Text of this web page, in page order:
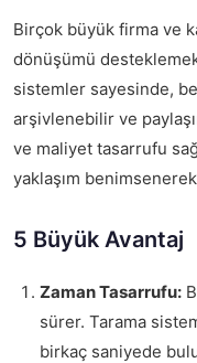
Birçok büyük firma ve
dönüşümü
sistemler sayesinde,
arşivlenebilir ve
ve maliyet tasarrufu
yaklaşım
5 Büyük Avantaj
Zaman Tasarrufu:
sürer. Tarama
birkaç saniyede